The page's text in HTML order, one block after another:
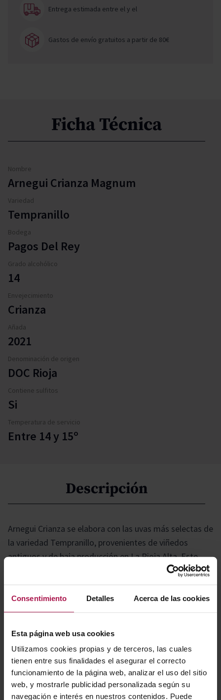
Consentimiento Detalles Acerca de las cookies
Esta página web usa cookies
Utilizamos cookies propias y de terceros, las cuales
tienen entre sus finalidades el asegurar el correcto
funcionamiento de la página web, analizar el uso del sitio
web, y mostrarle publicidad personalizada según su
navegación e interés en nuestros contenidos. Puede
Entrega estimada entre ely el
Gastos de envío gratuitos a partir de 80€
Ficha Técnica
Nombre
Arnegui Crianza Magnum
Variedad
Tempranillo
Bodega
Pagos Del Rey
Grado alcohólico
14
Envejecimiento
Crianza
Añada
2021
Denominación de origen
DOC Rioja
Contiene sulfitos
Si
Temperatura de servicio
Entre 14 y 15º
Descripción
Arnegui Crianza se elabora con las uvas más selectas de
la variedad Tempranillo, provenientes de viñedos
antiguos y de baja producción en La Rioja Alta. Este
cuidado proceso da lugar a un vino que destaca por su
equilibrio, elegancia y una estructura tánica
característica de los grandes vinos de Rioja.
Gastronomía
Es el acompañante ideal para aperitivos sofisticados,
como tomates rellenos con piñones, pimientos asados,